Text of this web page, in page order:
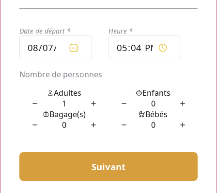
* Nos chauffeurs sont professionnels, courtois. Ils vous conduiront
réserveront un accueil spécial. Ils sauront vous faire satisfaire.
*Vous serez confortablement installés dans une berline/un van haut
de gamme. Tous nos véhicules sont récents et parfaitement
entretenus. Vous aurez le choix parmi les gammes de transport
proposées. Classe Affaires ou économique(Berline pouvant
accueillir jusqu'à 3 pax et van jusqu'à 7 pax).